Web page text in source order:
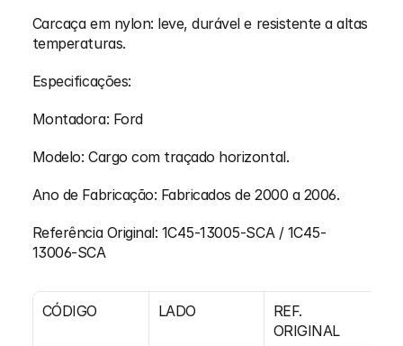
Carcaça em nylon: leve, durável e resistente a altas
temperaturas.
Especificações:
Montadora: Ford
Modelo: Cargo com traçado horizontal.
Ano de Fabricação: Fabricados de 2000 a 2006.
Referência Original: 1C45-13005-SCA / 1C45-
13006-SCA
CÓDIGO LADO
REF.
ORIGINAL